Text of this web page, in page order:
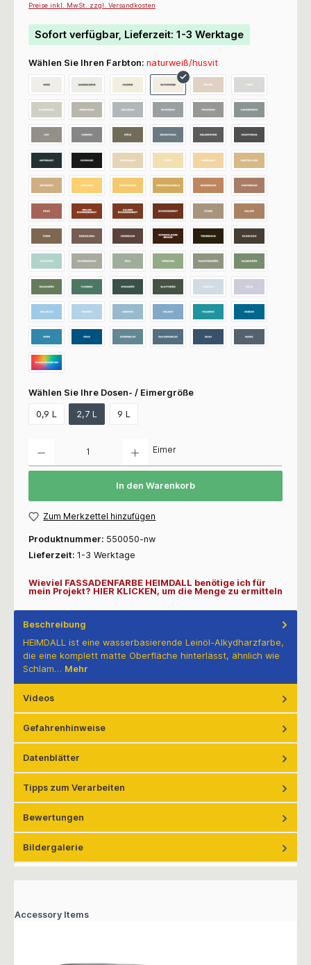
Preise inkl. MwSt. zzgl. Versandkosten
Sofort verfügbar, Lieferzeit: 1-3 Werktage
Wählen Sie Ihren Farbton: naturweiß/husvit
Wählen Sie Ihre Dosen- / Eimergröße
0,9 L 2,7 L 9 L
Eimer
In den Warenkorb
Zum Merkzettel hinzufügen
Produktnummer: 550050-nw
Lieferzeit: 1-3 Werktage
Wieviel FASSADENFARBE HEIMDALL benötige ich für
mein Projekt? HIER KLICKEN, um die Menge zu ermitteln
Beschreibung
HEIMDALL ist eine wasserbasierende Leinöl-Alkydharzfarbe,
die eine komplett matte Oberfläche hinterlässt, ähnlich wie
Schlam… Mehr
Videos
Gefahrenhinweise
Datenblätter
Tipps zum Verarbeiten
Bewertungen
Bildergalerie
Accessory Items